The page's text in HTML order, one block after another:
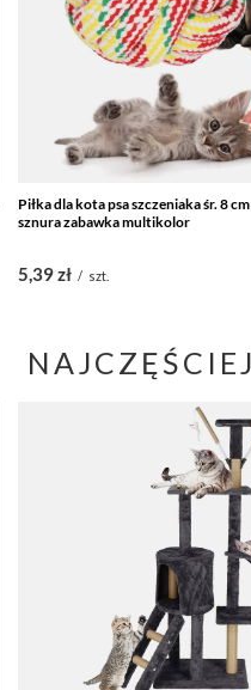
Piłka dla kota psa szczeniaka śr. 8
sznura zabawka multikolor
5,39 zł / szt.